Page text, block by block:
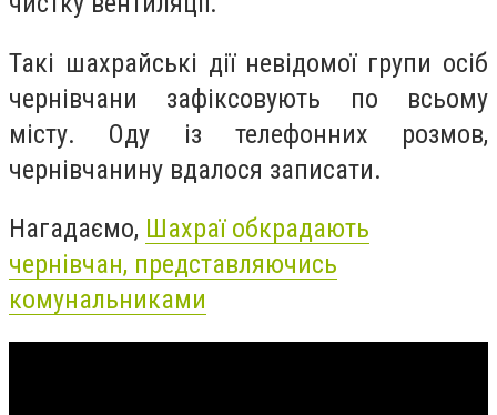
Такі шахрайські дії невідомої групи осіб
чернівчани зафіксовують по всьому
місту. Оду із телефонних розмов,
чернівчанину вдалося записати.
Нагадаємо, Шахраї обкрадають
чернівчан, представляючись
комунальниками